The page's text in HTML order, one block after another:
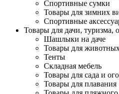
Спортивные сумки
Товары для зимних
Спортивные
Товары для дачи, туризма,
Шашлыки на даче
Товары для
Тенты
Складная мебель
Товары для сада и
Товары для плавания